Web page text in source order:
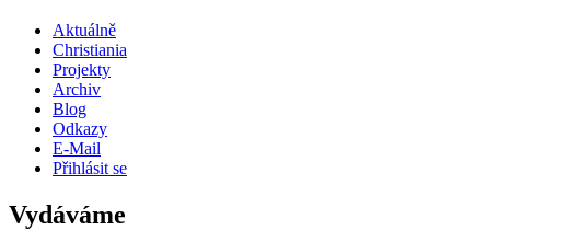
Aktuálně
Christiania
Projekty
Archiv
Blog
Odkazy
E-Mail
Přihlásit se
Vydáváme